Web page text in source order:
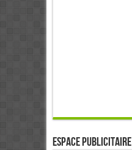
ESPACE PUBLICITAIRE